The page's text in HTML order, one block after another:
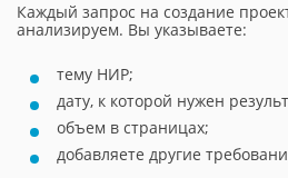
Каждый запрос на создание
анализируем. Вы указываете:
тему НИР;
дату, к которой нужен
объем в страницах;
добавляете другие